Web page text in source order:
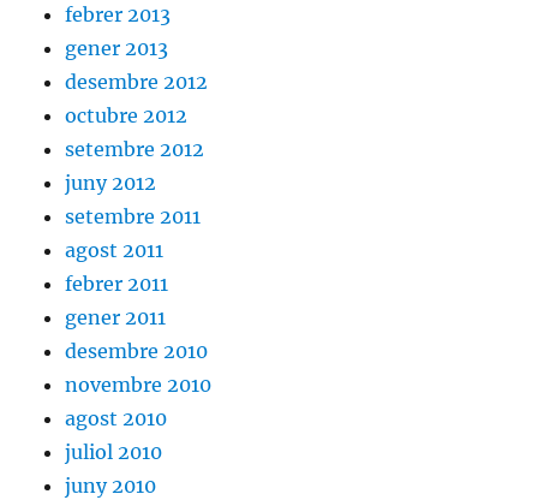
febrer 2013
gener 2013
desembre 2012
octubre 2012
setembre 2012
juny 2012
setembre 2011
agost 2011
febrer 2011
gener 2011
desembre 2010
novembre 2010
agost 2010
juliol 2010
juny 2010